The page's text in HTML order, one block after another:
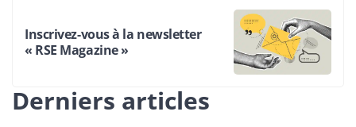
Inscrivez-vous à la newsletter
« RSE Magazine »
Derniers articles